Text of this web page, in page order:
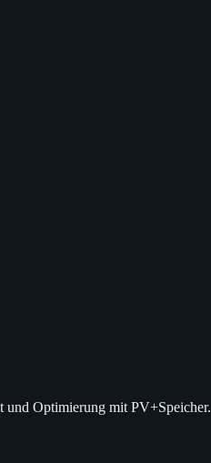
und Optimierung mit PV+Speicher.